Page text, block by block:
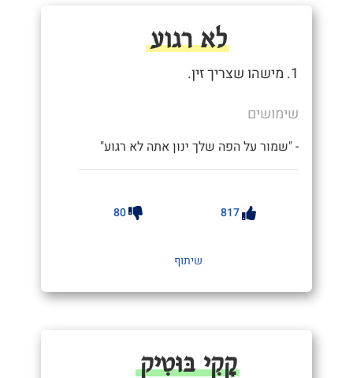
לא רגוע
1. מישהו שצריך זין.
שימושים
- "שמור על הפה שלך ינון אתה לא רגוע"
817
80
שיתוף
קָקִי בּוּטִיק